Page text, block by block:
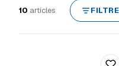
10 articles